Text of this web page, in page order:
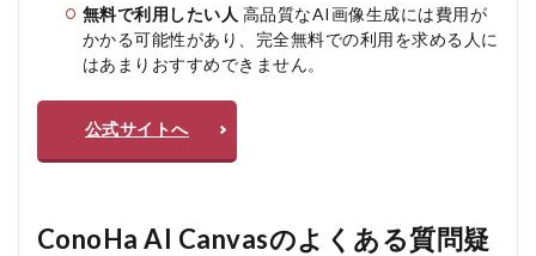
無料で利用したい人 高品質なAI画像生成には費用が
かかる可能性があり、完全無料での利用を求める人に
はあまりおすすめできません。
公式サイトへ
ConoHa AI Canvasのよくある質問疑